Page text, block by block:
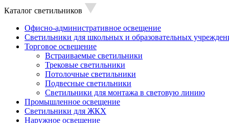
Каталог светильников
Офисно-административное освещение
Светильники для школьных и образовательных
Торговое освещение
Встраиваемые светильники
Трековые светильники
Потолочные светильники
Подвесные светильники
Светильники для монтажа в световую линию
Промышленное освещение
Светильники для ЖКХ
Наружное освещение